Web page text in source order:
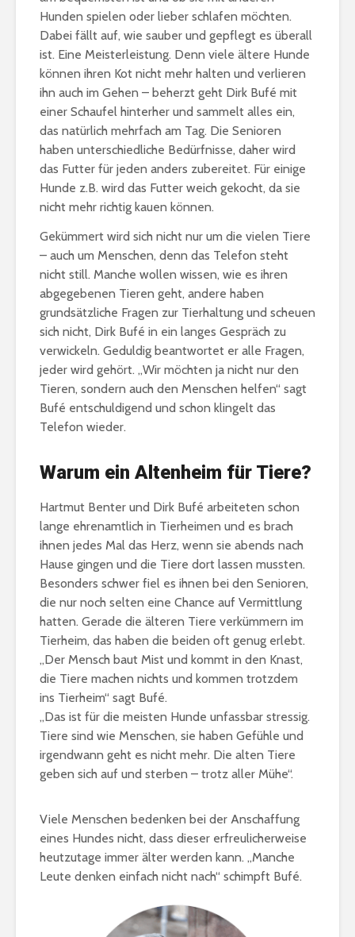
Hunden spielen oder lieber schlafen möchten.
Dabei fällt auf, wie sauber und gepflegt es überall
ist. Eine Meisterleistung. Denn viele ältere Hunde
können ihren Kot nicht mehr halten und verlieren
ihn auch im Gehen – beherzt geht Dirk Bufé mit
einer Schaufel hinterher und sammelt alles ein,
das natürlich mehrfach am Tag. Die Senioren
haben unterschiedliche Bedürfnisse, daher wird
das Futter für jeden anders zubereitet. Für einige
Hunde z.B. wird das Futter weich gekocht, da sie
nicht mehr richtig kauen können.
Gekümmert wird sich nicht nur um die vielen Tiere
– auch um Menschen, denn das Telefon steht
nicht still. Manche wollen wissen, wie es ihren
abgegebenen Tieren geht, andere haben
grundsätzliche Fragen zur Tierhaltung und scheuen
sich nicht, Dirk Bufé in ein langes Gespräch zu
verwickeln. Geduldig beantwortet er alle Fragen,
jeder wird gehört. „Wir möchten ja nicht nur den
Tieren, sondern auch den Menschen helfen“ sagt
Bufé entschuldigend und schon klingelt das
Telefon wieder.
Warum ein Altenheim für Tiere?
Hartmut Benter und Dirk Bufé arbeiteten schon
lange ehrenamtlich in Tierheimen und es brach
ihnen jedes Mal das Herz, wenn sie abends nach
Hause gingen und die Tiere dort lassen mussten.
Besonders schwer fiel es ihnen bei den Senioren,
die nur noch selten eine Chance auf Vermittlung
hatten. Gerade die älteren Tiere verkümmern im
Tierheim, das haben die beiden oft genug erlebt.
„Der Mensch baut Mist und kommt in den Knast,
die Tiere machen nichts und kommen trotzdem
ins Tierheim“ sagt Bufé.
„Das ist für die meisten Hunde unfassbar stressig.
Tiere sind wie Menschen, sie haben Gefühle und
irgendwann geht es nicht mehr. Die alten Tiere
geben sich auf und sterben – trotz aller Mühe“.
Viele Menschen bedenken bei der Anschaffung
eines Hundes nicht, dass dieser erfreulicherweise
heutzutage immer älter werden kann. „Manche
Leute denken einfach nicht nach“ schimpft Bufé.